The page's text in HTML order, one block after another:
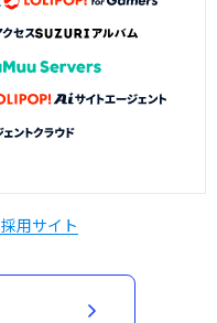
採用サイト